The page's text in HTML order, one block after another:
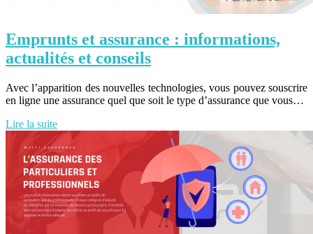
Emprunts et assurance : informations,
actualités et conseils
Avec l’apparition des nouvelles technologies, vous pouvez souscrire
en ligne une assurance quel que soit le type d’assurance que vous…
Lire la suite